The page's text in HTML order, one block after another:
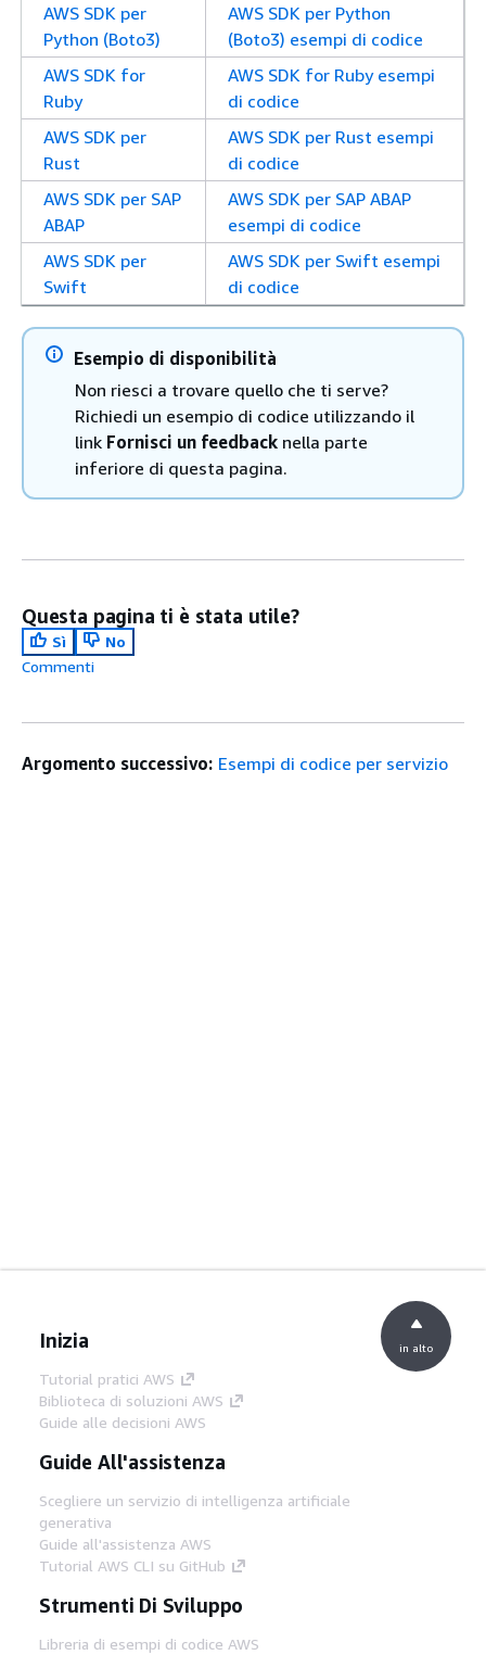
AWS SDK per
Python (Boto3)
AWS SDK per Python
(Boto3) esempi di codice
AWS SDK for
Ruby
AWS SDK for Ruby esempi
di codice
AWS SDK per
Rust
AWS SDK per Rust esempi
di codice
AWS SDK per SAP
ABAP
AWS SDK per SAP ABAP
esempi di codice
AWS SDK per
Swift
AWS SDK per Swift esempi
di codice
Esempio di disponibilità
Non riesci a trovare quello che ti serve?
Richiedi un esempio di codice utilizzando il
link Fornisci un feedback nella parte
inferiore di questa pagina.
Questa pagina ti è stata utile?
Sì
No
Commenti
Argomento successivo: Esempi di codice per servizio
Inizia
Tutorial pratici AWS
Biblioteca di soluzioni AWS
Guide alle decisioni AWS
Guide All'assistenza
Scegliere un servizio di intelligenza artificiale
generativa
Guide all'assistenza AWS
Tutorial AWS CLI su GitHub
Strumenti Di Sviluppo
Libreria di esempi di codice AWS
in alto